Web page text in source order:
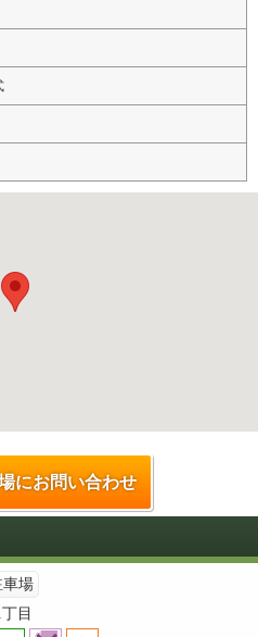
にお問い合わせ
車場
目